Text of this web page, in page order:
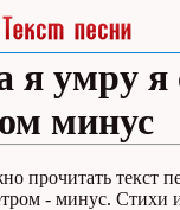
я умру я
минус
прочитать текст
- минус. Стихи